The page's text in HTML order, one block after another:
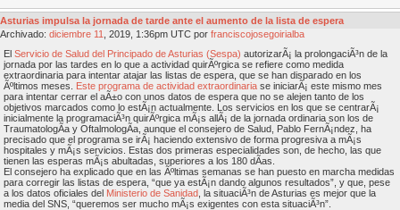
Asturias impulsa la jornada de tarde ante el aumento de la lista de espera
Archivado: diciembre 11 , 2019, 1:36pm UTC por franciscojosegoirialba
El Servicio de Salud del Principado de Asturias (Sespa) autorizarÃ¡ la prolongaciÃ³n de la
jornada por las tardes en lo que a actividad quirÃºrgica se refiere como medida
extraordinaria para intentar atajar las listas de espera, que se han disparado en los
Ãºltimos meses. Este programa de actividad extraordinaria se iniciarÃ¡ este mismo mes
para intentar cerrar el aÃ±o con unos datos de espera que no se alejen tanto de los
objetivos marcados como lo estÃ¡n actualmente. Los servicios en los que se centrarÃ¡
inicialmente la programaciÃ³n quirÃºrgica mÃ¡s allÃ¡ de la jornada ordinaria son los de
TraumatologÃ­a y OftalmologÃ­a, aunque el consejero de Salud, Pablo FernÃ¡ndez, ha
precisado que el programa se irÃ¡ haciendo extensivo de forma progresiva a mÃ¡s
hospitales y mÃ¡s servicios. Estas dos primeras especialidades son, de hecho, las que
tienen las esperas mÃ¡s abultadas, superiores a los 180 dÃ­as.
El consejero ha explicado que en las Ãºltimas semanas se han puesto en marcha medidas
para corregir las listas de espera, “que ya estÃ¡n dando algunos resultados”, y que, pese
a los datos oficiales del Ministerio de Sanidad , la situaciÃ³n de Asturias es mejor que la
media del SNS, “queremos ser mucho mÃ¡s exigentes con esta situaciÃ³n”.